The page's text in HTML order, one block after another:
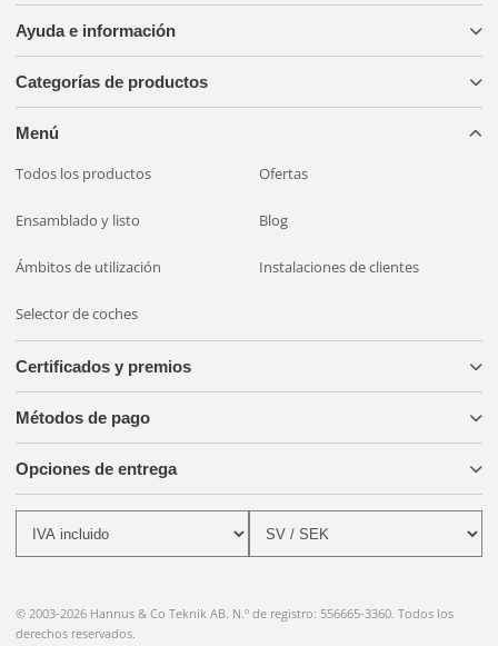
Ayuda e información
Categorías de productos
Menú
Todos los productos Ofertas
Ensamblado y listo Blog
Ámbitos de utilización Instalaciones de clientes
Selector de coches
Certificados y premios
Métodos de pago
Opciones de entrega
© 2003-2026 Hannus & Co Teknik AB. N.º de registro: 556665-3360. Todos los
derechos reservados.